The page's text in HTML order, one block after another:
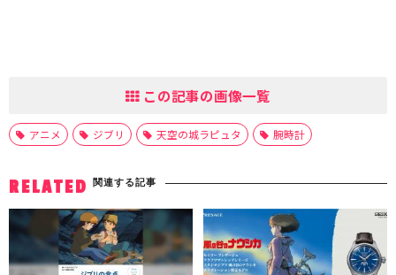
この記事の画像一覧
アニメ ジブリ 天空の城ラピュタ 腕時計
RELATED 関連する記事